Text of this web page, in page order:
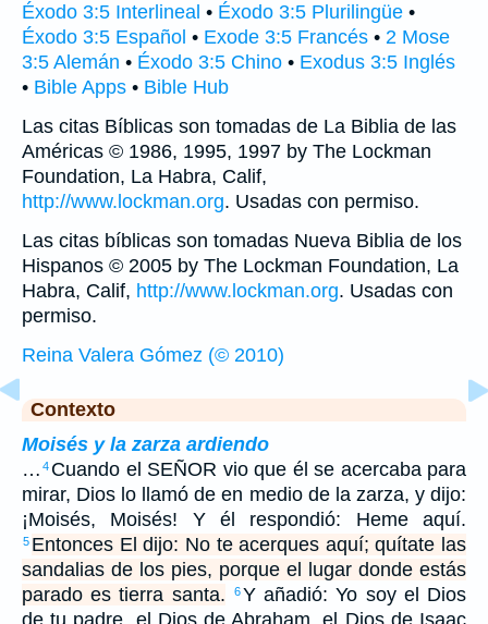
Éxodo 3:5 Interlineal • Éxodo 3:5 Plurilingüe •
Éxodo 3:5 Español • Exode 3:5 Francés • 2 Mose
3:5 Alemán • Éxodo 3:5 Chino • Exodus 3:5 Inglés
• Bible Apps • Bible Hub
Las citas Bíblicas son tomadas de La Biblia de las
Américas © 1986, 1995, 1997 by The Lockman
Foundation, La Habra, Calif,
http://www.lockman.org. Usadas con permiso.
Las citas bíblicas son tomadas Nueva Biblia de los
Hispanos © 2005 by The Lockman Foundation, La
Habra, Calif, http://www.lockman.org. Usadas con
permiso.
Reina Valera Gómez (© 2010)
Contexto
Moisés y la zarza ardiendo
… 4 Cuando el SEÑOR vio que él se acercaba para
mirar, Dios lo llamó de en medio de la zarza, y dijo:
¡Moisés, Moisés! Y él respondió: Heme aquí.
5 Entonces El dijo: No te acerques aquí; quítate las
sandalias de los pies, porque el lugar donde estás
parado es tierra santa.
6Y añadió: Yo soy el Dios